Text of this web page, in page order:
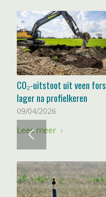
CO₂-uitstoot uit veen fors
lager na profielkeren
09/04/2026
Lees meer